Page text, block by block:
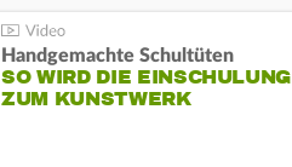
Handgemachte Schultüten
SO WIRD DIE EINSCHULUNG
ZUM KUNSTWERK